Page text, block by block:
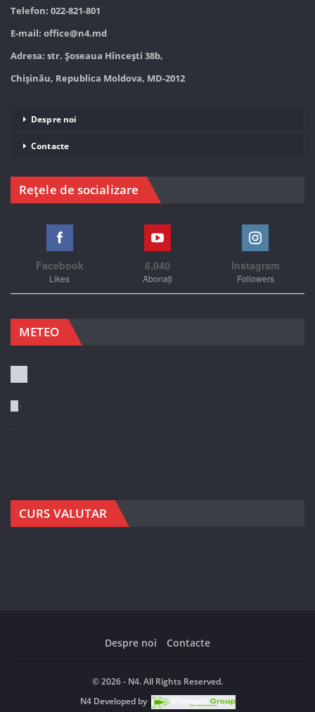
Telefon: 022-821-801
E-mail: office@n4.md
Adresa: str. Șoseaua Hînceşti 38b,
Chișinău, Republica Moldova, MD-2012
Despre noi
Contacte
Rețele de socializare
Facebook
Likes
8,040
Abonați
Instagram
Followers
METEO
CURS VALUTAR
Despre noi Contacte
© 2026 - N4. All Rights Reserved.
N4Developed by